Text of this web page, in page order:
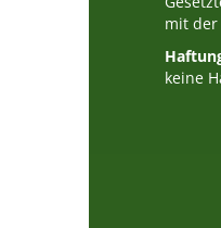
mit der
keine